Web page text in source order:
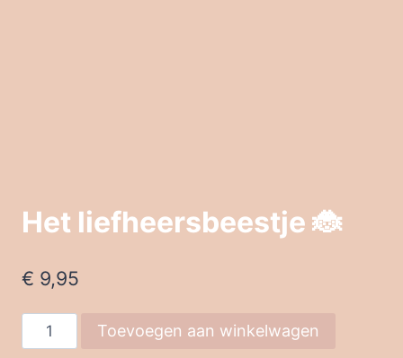
Het liefheersbeestje 🐞
€ 9,95
liefheersbeestje
Toevoegen aan winkelwagen